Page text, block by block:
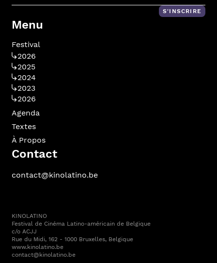
S'INSCRIRE
Menu
Festival
2026
2025
2024
2023
2026
Agenda
Textes
À Propos
Contact
contact@kinolatino.be
KINOLATINO
Festival de Cinéma Latino-américain de Belgique
c/o ACJJ
Rue du Midi, 162 - 1000 Bruxelles, Belgique
www.kinolatino.be
contact@kinolatino.be